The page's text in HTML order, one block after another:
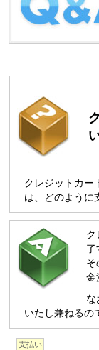
クレジットカー
は、どのように
ク
了
そ
金
な
いたし兼ねるの
支払い